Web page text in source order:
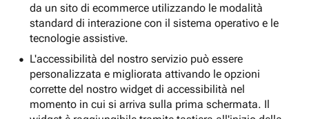
da un sito di ecommerce utilizzando le modalità
standard di interazione con il sistema operativo e le
tecnologie assistive.
L'accessibilità del nostro servizio può essere
personalizzata e migliorata attivando le opzioni
corrette del nostro widget di accessibilità nel
momento in cui si arriva sulla prima schermata. Il